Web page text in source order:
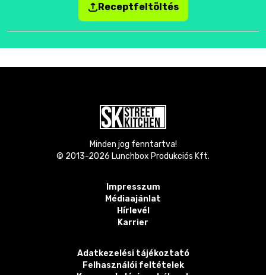
Receptfeltöltés
Minden jog fenntartva!
© 2013-2026 Lunchbox Produkciós Kft.
Impresszum
Médiaajánlat
Hírlevél
Karrier
Adatkezelési tájékoztató
Felhasználói feltételek